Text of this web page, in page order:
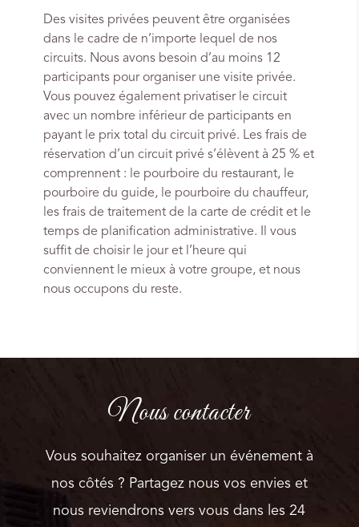
Des visites privées peuvent être organisées
dans le cadre de n’importe lequel de nos
circuits. Nous avons besoin d’au moins 12
participants pour organiser une visite privée.
Vous pouvez également privatiser le circuit
avec un nombre inférieur de participants en
payant le prix total du circuit privé. Les frais de
réservation d’un circuit privé s’élèvent à 25 % et
comprennent : le pourboire du restaurant, le
pourboire du guide, le pourboire du chauffeur,
les frais de traitement de la carte de crédit et le
temps de planification administrative. Il vous
suffit de choisir le jour et l’heure qui
conviennent le mieux à votre groupe, et nous
nous occupons du reste.
Nous contacter
Vous souhaitez organiser un événement à
nos côtés ? Partagez nous vos envies et
nous reviendrons vers vous dans les 24